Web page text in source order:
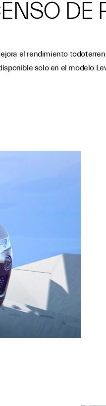
DE
el rendimiento
solo en el modelo